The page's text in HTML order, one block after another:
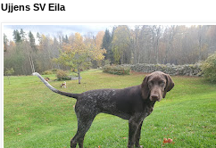
Ujjens SV Eila